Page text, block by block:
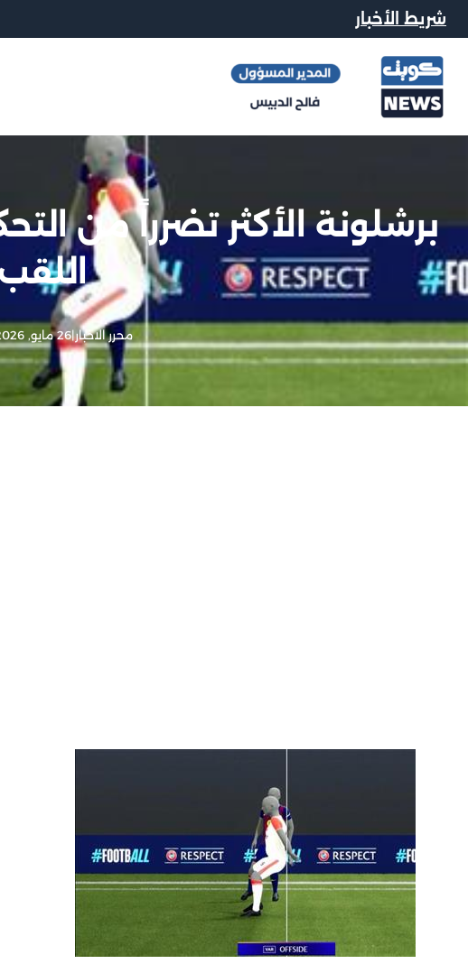
شريط الأخبار
برشلونة الأكثر تضرراً من
محرر الاخبار|26 مايو, 2026